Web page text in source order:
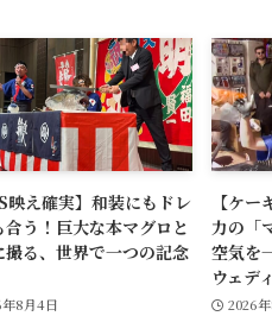
映え確実】和装にもドレ
合う！巨大な本マグロと
撮る、世界で一つの記念
8月4日
【ケ
力の「
空気を
ウェデ
2026